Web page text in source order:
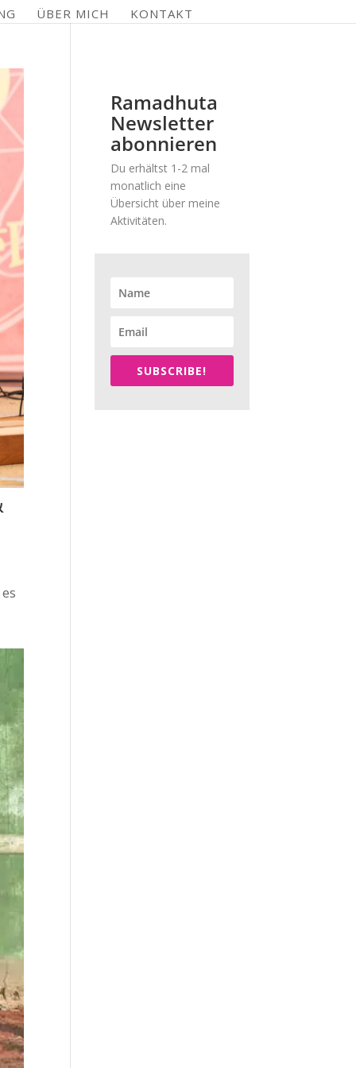
ÜBER MICH KONTAKT
Ramadhuta
Newsletter
abonnieren
Du erhältst 1-2 mal
monatlich eine
Übersicht über meine
Aktivitäten.
SUBSCRIBE!